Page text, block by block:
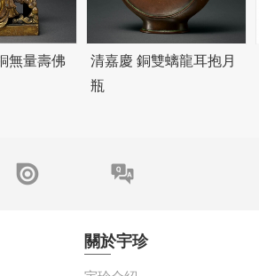
無量壽佛
清嘉慶 銅雙螭龍耳抱月
瓶
關於宇珍